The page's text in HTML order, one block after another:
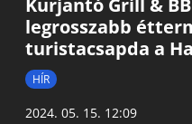
legrosszabb
turistacsapda a
HÍR
2024. 05. 15. 12:09